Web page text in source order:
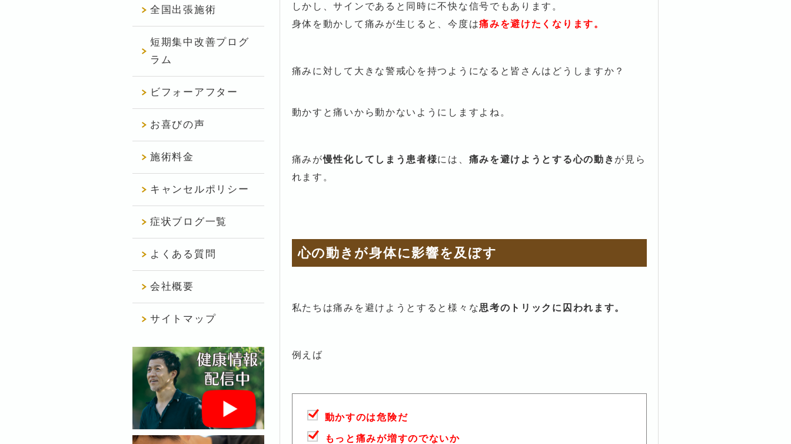
しかし、サインであると同時に不快な信号でもあります。
身体を動かして痛みが生じると、今度は痛みを避けたくなります。
痛みに対して大きな警戒心を持つようになると皆さんはどうしますか？
動かすと痛いから動かないようにしますよね。
痛みが慢性化してしまう患者様には、 痛みを避けようとする心の動き が見ら
れます。
心の動きが身体に影響を及ぼす
私たちは痛みを避けようとすると様々な思考のトリックに囚われます。
例えば
動かすのは危険だ
もっと痛みが増すのでないか
全国出張施術
短期集中改善プログ
ラム
ビフォーアフター
お喜びの声
施術料金
キャンセルポリシー
症状ブログ一覧
よくある質問
会社概要
サイトマップ